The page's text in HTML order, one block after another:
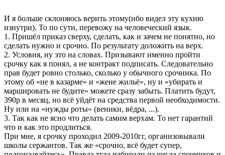
И я больше склоняюсь верить этому(ибо видел эту кухню
изнутри). То по сути, перевожу на человеческий язык.
1. Пришёл приказ сверху, сделать, как и зачем не понятно, но
сделать нужно и срочно. По результату доложить на верх.
2. Условия, ну это на словах. Призывают именно пройти
срочку как я понял, а не контракт подписать. Следовательно
прав будет ровно столько, сколько у обычного срочника. По
этому об «не в казарме» и «жене жильё», ну и «убирать и
маршировать не будите» можете сразу забыть. Платить будут,
390р в месяц, но всё уйдёт на средства первой необходимости.
Ну или на «нужды роты» (веники, вёдра, ...).
3. Так как не ясно что делать самим верхам. То нет гарантий
что и как это продлиться.
При мне, я срочку проходил 2009-2010гг, организовывали
школы сержантов. Так же «срочно, всё будет супер,